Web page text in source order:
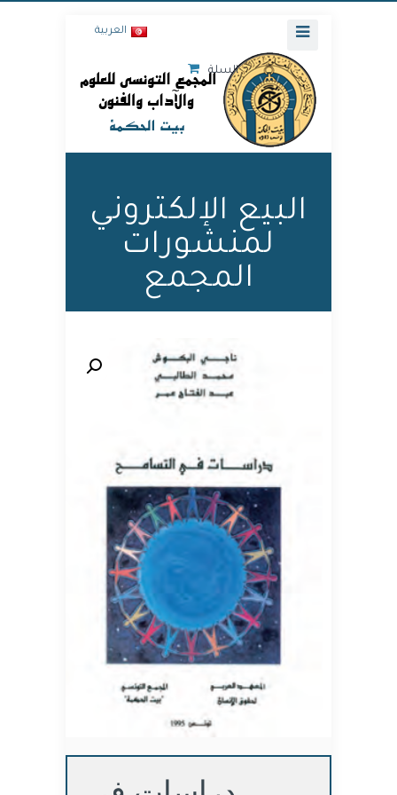
العربية
السلة
البيع الإلكتروني
لمنشورات
المجمع
🔍